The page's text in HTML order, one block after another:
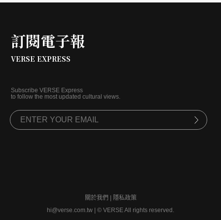
訂閱電子報
VERSE EXPRESS
Subscribe VERSE Express
to follow the most updated cultural views.
關於我們
隱私政策
hi@verse.com.tw
© VERSE All rights reserved.